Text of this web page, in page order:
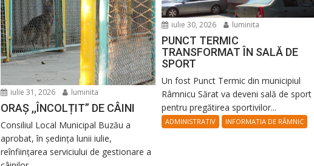
iulie 31, 2026 luminita
ORAȘ ,,ÎNCOLȚIT” DE CÂINI
Consiliul Local Municipal Buzău a
aprobat, în ședința lunii iulie,
reînființarea serviciului de gestionare a
iulie 30, 2026 luminita
PUNCT TERMIC
TRANSFORMAT ÎN SALĂ DE
SPORT
Un fost Punct Termic din municipiul
Râmnicu Sărat va deveni sală de sport
pentru pregătirea sportivilor...
ADMINISTRATIV INFORMATIA DE RÂMNIC